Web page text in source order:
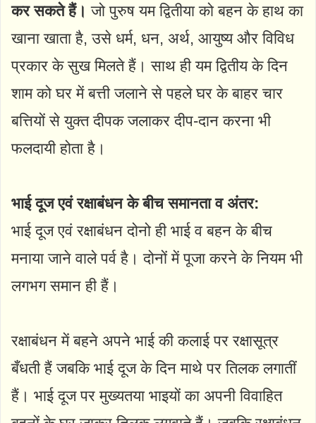
कर सकते हैं। जो पुरुष यम द्वितीया को बहन के हाथ का
खाना खाता है, उसे धर्म, धन, अर्थ, आयुष्य और विविध
प्रकार के सुख मिलते हैं। साथ ही यम द्वितीय के दिन
शाम को घर में बत्ती जलाने से पहले घर के बाहर चार
बत्तियों से युक्त दीपक जलाकर दीप-दान करना भी
फलदायी होता है।
भाई दूज एवं रक्षाबंधन के बीच समानता व अंतर:
भाई दूज एवं रक्षाबंधन दोनो ही भाई व बहन के बीच
मनाया जाने वाले पर्व है। दोनों में पूजा करने के नियम भी
लगभग समान ही हैं।
रक्षाबंधन में बहने अपने भाई की कलाई पर रक्षासूत्र
बँधती हैं जबकि भाई दूज के दिन माथे पर तिलक लगातीं
हैं। भाई दूज पर मुख्यतया भाइयों का अपनी विवाहित